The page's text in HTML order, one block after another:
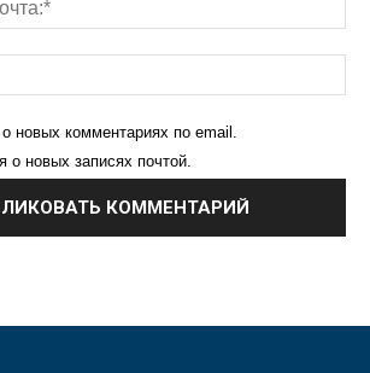
новых комментариях по email.
о новых записях почтой.